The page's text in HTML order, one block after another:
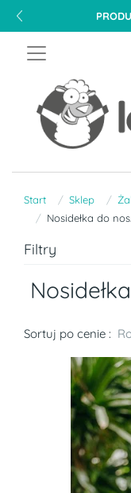
Start Sklep
Nosidełka do
Filtry
Sortuj po cenie :